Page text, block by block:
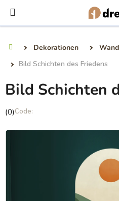
Inhalt
springen
Dekorationen
Bild Schichten des Friedens
Bild Schichten
Die
Produktbewertung
(0)